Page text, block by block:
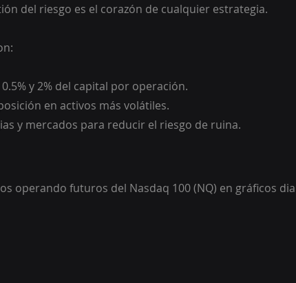
del riesgo es el corazón de cualquier estrategia.
y 2% del capital por operación.
en activos más volátiles.
y mercados para reducir el riesgo de ruina.
operando futuros del Nasdaq 100 (NQ) en gráficos